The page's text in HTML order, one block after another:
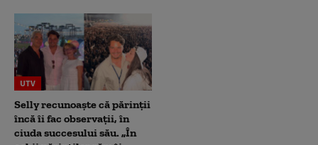
UTV
Selly recunoaște că părinții
încă îi fac observații, în
ciuda succesului său. „În